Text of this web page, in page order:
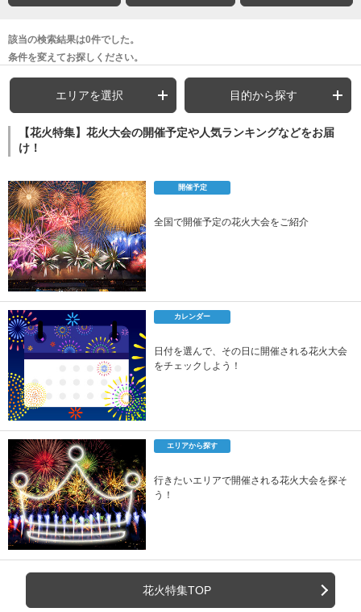
該当の検索結果は0件でした。
条件を変えてお探しください。
エリアを選択 目的から探す
【花火特集】花火大会の開催予定や人気ランキングなどをお届
け！
開催予定
全国で開催予定の花火大会をご紹介
カレンダー
日付を選んで、その日に開催される花火大会
をチェックしよう！
エリアから探す
行きたいエリアで開催される花火大会を探そ
う！
花火特集TOP